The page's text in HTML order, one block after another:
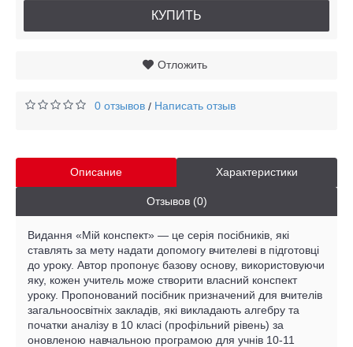
КУПИТЬ
Отложить
0 отзывов / Написать отзыв
Описание Характеристики
Отзывов (0)
Видання «Мій конспект» — це серія посібників, які
ставлять за мету надати допомогу вчителеві в підготовці
до уроку. Автор пропонує базову основу, використовуючи
яку, кожен учитель може створити власний конспект
уроку. Пропонований посібник призначений для вчителів
загальноосвітніх закладів, які викладають алгебру та
початки аналізу в 10 класі (профільний рівень) за
оновленою навчальною програмою для учнів 10-11